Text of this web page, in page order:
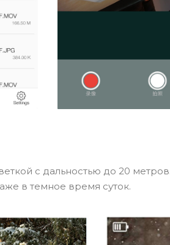
с дальностью до 20
в темное время суток.